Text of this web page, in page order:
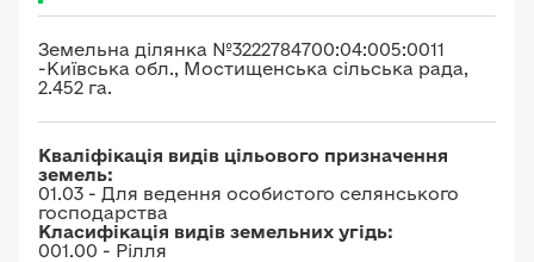
Земельна ділянка №3222784700:04:005:0011
-Київська обл., Мостищенська сільська рада,
2.452 га.
Кваліфікація видів цільового призначення
земель:
01.03 - Для ведення особистого селянського
господарства
Класифікація видів земельних угідь:
001.00 - Рілля